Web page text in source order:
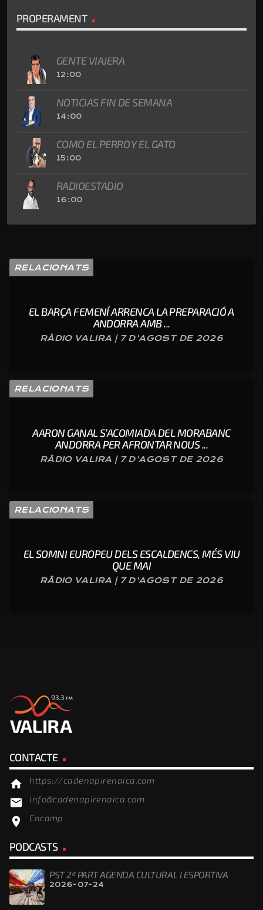
PROPERAMENT
GENTE VIAJERA
12:00
NOTICIAS FIN DE SEMANA
14:00
COMO EL PERRO Y EL GATO
15:00
RADIOESTADIO
16:00
RELACIONATS
EL BARÇA FEMENÍ ARRENCA LA PREPARACIÓ A
ANDORRA AMB ...
RÀDIO VALIRA | 7 D'AGOST DE 2026
RELACIONATS
AARON GANAL S’ACOMIADA DEL MORABANC
ANDORRA PER AFRONTAR NOUS ...
RÀDIO VALIRA | 7 D'AGOST DE 2026
RELACIONATS
EL SOMNI EUROPEU DELS ESCALDENCS, MÉS VIU
QUE MAI
RÀDIO VALIRA | 7 D'AGOST DE 2026
CONTACTE
home https://cadenapirenaica.com
email info@cadenapirenaica.com
location_on Encamp
PODCASTS
PST 2ª PART AGENDA CULTURAL I ESPORTIVA
2026-07-24